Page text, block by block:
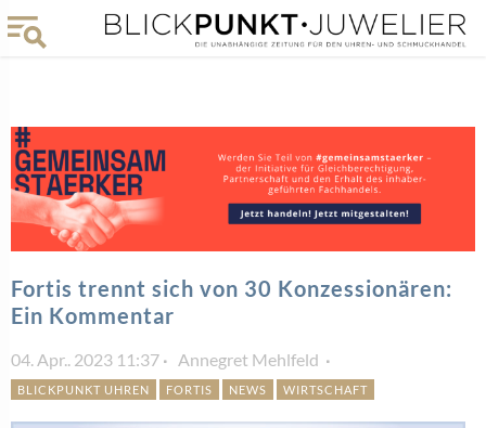
Fortis trennt sich von 30 Konzessionären:
Ein Kommentar
04. Apr.. 2023 11:37 Annegret Mehlfeld
BLICKPUNKT UHREN FORTIS NEWS WIRTSCHAFT